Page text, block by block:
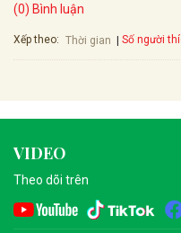
(0) Bình luận
Xếp theo: Thời gian Số người
VIDEO
Theo dõi trên